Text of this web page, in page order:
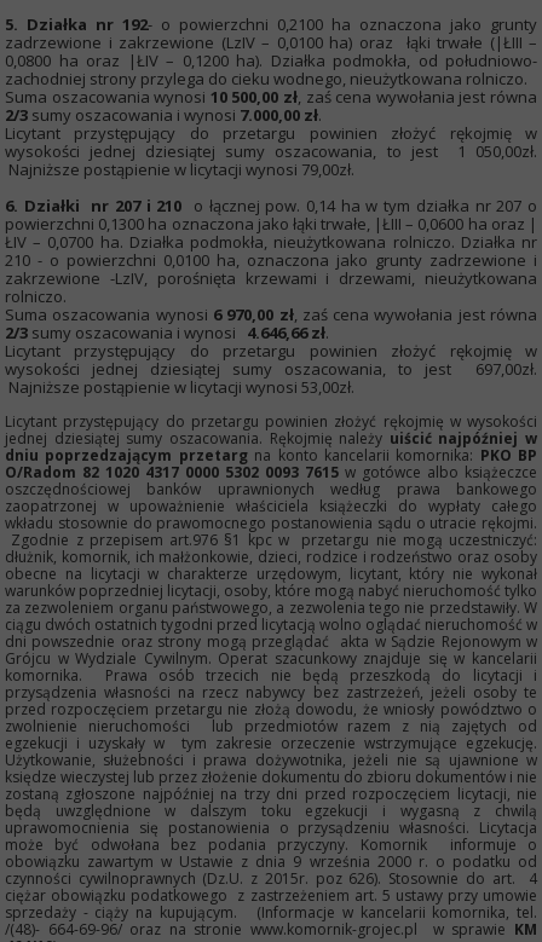
5. Działka nr 192- o powierzchni 0,2100 ha oznaczona jako grunty
zadrzewione i zakrzewione (LzIV – 0,0100 ha) oraz łąki trwałe (|ŁIII –
0,0800 ha oraz |ŁIV – 0,1200 ha). Działka podmokła, od południowo-
zachodniej strony przylega do cieku wodnego, nieużytkowana rolniczo.
Suma oszacowania wynosi 10 500,00 zł, zaś cena wywołania jest równa
2/3 sumy oszacowania i wynosi 7.000,00 zł.
Licytant przystępujący do przetargu powinien złożyć rękojmię w
wysokości jednej dziesiątej sumy oszacowania, to jest 1 050,00zł.
Najniższe postąpienie w licytacji wynosi 79,00zł.
6. Działki nr 207 i 210 o łącznej pow. 0,14 ha w tym działka nr 207 o
powierzchni 0,1300 ha oznaczona jako łąki trwałe, |ŁIII – 0,0600 ha oraz |
ŁIV – 0,0700 ha. Działka podmokła, nieużytkowana rolniczo. Działka nr
210 - o powierzchni 0,0100 ha, oznaczona jako grunty zadrzewione i
zakrzewione -LzIV, porośnięta krzewami i drzewami, nieużytkowana
rolniczo.
Suma oszacowania wynosi 6 970,00 zł, zaś cena wywołania jest równa
2/3 sumy oszacowania i wynosi 4.646,66 zł.
Licytant przystępujący do przetargu powinien złożyć rękojmię w
wysokości jednej dziesiątej sumy oszacowania, to jest 697,00zł.
Najniższe postąpienie w licytacji wynosi 53,00zł.
Licytant przystępujący do przetargu powinien złożyć rękojmię w wysokości
jednej dziesiątej sumy oszacowania. Rękojmię należy uiścić najpóźniej w
dniu poprzedzającym przetargna konto kancelarii komornika: PKO BP
O/Radom 82 1020 4317 0000 5302 0093 7615 w gotówce albo książeczce
oszczędnościowej banków uprawnionych według prawa bankowego
zaopatrzonej w upoważnienie właściciela książeczki do wypłaty całego
wkładu stosownie do prawomocnego postanowienia sądu o utracie rękojmi.
Zgodnie z przepisem art.976 §1 kpc w przetargu nie mogą uczestniczyć:
dłużnik, komornik, ich małżonkowie, dzieci, rodzice i rodzeństwo oraz osoby
obecne na licytacji w charakterze urzędowym, licytant, który nie wykonał
warunków poprzedniej licytacji, osoby, które mogą nabyć nieruchomość tylko
za zezwoleniem organu państwowego, a zezwolenia tego nie przedstawiły. W
ciągu dwóch ostatnich tygodni przed licytacją wolno oglądać nieruchomość w
dni powszednie oraz strony mogą przeglądać akta w Sądzie Rejonowym w
Grójcu w Wydziale Cywilnym. Operat szacunkowy znajduje się w kancelarii
komornika. Prawa osób trzecich nie będą przeszkodą do licytacji i
przysądzenia własności na rzecz nabywcy bez zastrzeżeń, jeżeli osoby te
przed rozpoczęciem przetargu nie złożą dowodu, że wniosły powództwo o
zwolnienie nieruchomości lub przedmiotów razem z nią zajętych od
egzekucji i uzyskały w tym zakresie orzeczenie wstrzymujące egzekucję.
Użytkowanie, służebności i prawa dożywotnika, jeżeli nie są ujawnione w
księdze wieczystej lub przez złożenie dokumentu do zbioru dokumentów i nie
zostaną zgłoszone najpóźniej na trzy dni przed rozpoczęciem licytacji, nie
będą uwzględnione w dalszym toku egzekucji i wygasną z chwilą
uprawomocnienia się postanowienia o przysądzeniu własności. Licytacja
może być odwołana bez podania przyczyny. Komornik informuje o
obowiązku zawartym w Ustawie z dnia 9 września 2000 r. o podatku od
czynności cywilnoprawnych (Dz.U. z 2015r. poz 626). Stosownie do art. 4
ciężar obowiązku podatkowego z zastrzeżeniem art. 5 ustawy przy umowie
sprzedaży - ciąży na kupującym. (Informacje w kancelarii komornika, tel.
/(48)- 664-69-96/ oraz na stronie www.komornik-grojec.pl w sprawie KM